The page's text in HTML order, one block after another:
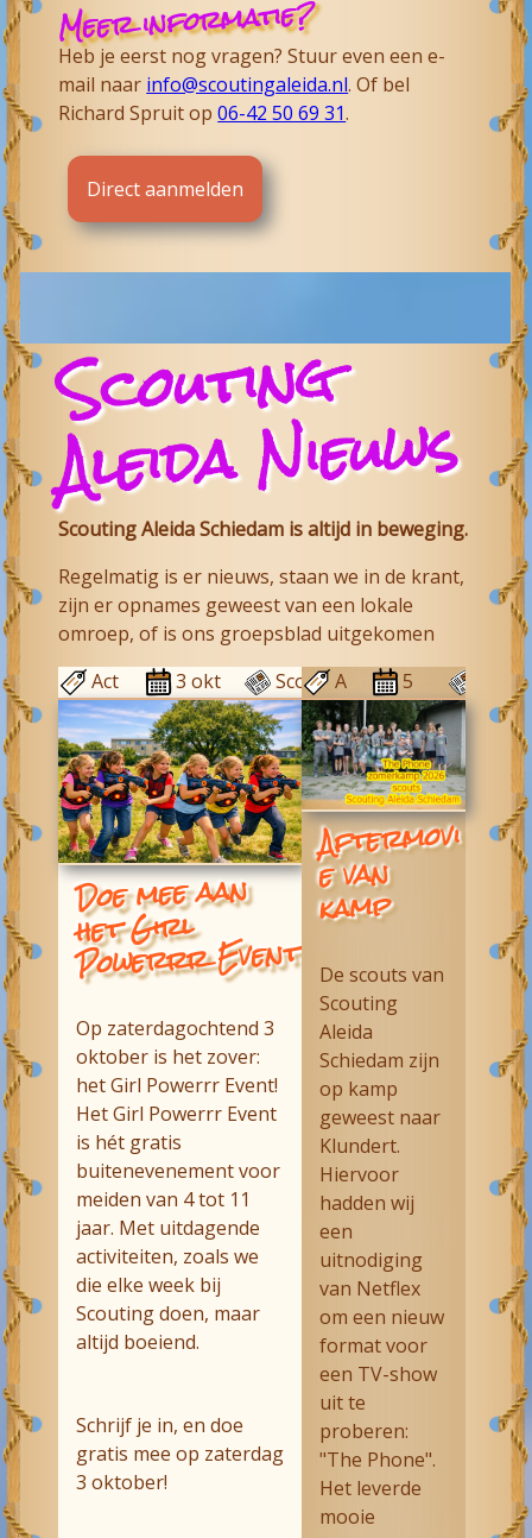
Meer informatie?
Heb je eerst nog vragen? Stuur even een e-
mail naar info@scoutingaleida.nl. Of bel
Richard Spruit op06-42 50 69 31.
Direct aanmelden
Scouting
Aleida
Nieuws
Scouting Aleida Schiedam is altijd in beweging.
Regelmatig is er nieuws, staan we in de krant,
zijn er opnames geweest van een lokale
omroep, of is ons groepsblad uitgekomen
Scouti
ng
Aleida
Act
uee
l
3 okt
2026
Doe mee aan
het Girl
Powerrr Event
Op zaterdagochtend 3
oktober is het zover:
het Girl Powerrr Event!
Het Girl Powerrr Event
is hét gratis
buitenevenement voor
meiden van 4 tot 11
jaar. Met uitdagende
activiteiten, zoals we
die elke week bij
Scouting doen, maar
altijd boeiend.
Schrijf je in, en doe
gratis mee op zaterdag
3 oktober!
e
w
de
A
ct
u
e
el
5
au
g
20
26
Aftermovi
e van
kamp
De scouts van
Scouting
Aleida
Schiedam zijn
op kamp
geweest naar
Klundert.
Hiervoor
hadden wij
een
uitnodiging
van Netflex
om een nieuw
format voor
een TV-show
uit te
proberen:
"The Phone".
Het leverde
mooie